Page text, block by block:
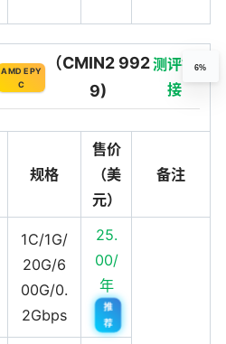
AMD EPY
C
（CMIN2 992
9)
测评链
接
规格
售价
（美
元）
备注
1C/1G/
20G/6
00G/0.
2Gbps
25.
00/
年
推
荐
6%